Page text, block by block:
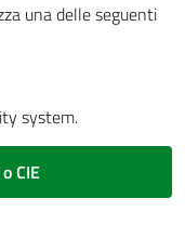
una delle seguenti
system.
CIE